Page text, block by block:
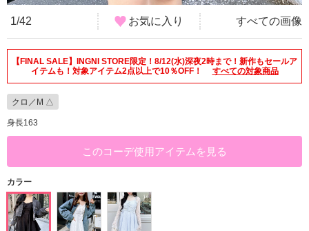
1/42 お気に入り すべての画像
【FINAL SALE】INGNI STORE限定！8/12(水)深夜2時まで！新作もセールア
イテムも！対象アイテム2点以上で10％OFF！
すべての対象商品
クロ／M △
身長163
このコーデ使用アイテムを見る
カラー